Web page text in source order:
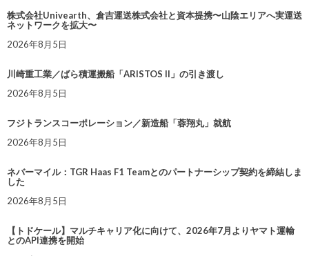
株式会社Univearth、倉吉運送株式会社と資本提携〜山陰エリアへ実運送
ネットワークを拡大〜
2026年8月5日
川崎重工業／ばら積運搬船「ARISTOS II」の引き渡し
2026年8月5日
フジトランスコーポレーション／新造船「蓉翔丸」就航
2026年8月5日
ネバーマイル：TGR Haas F1 Teamとのパートナーシップ契約を締結しま
した
2026年8月5日
【トドケール】マルチキャリア化に向けて、2026年7月よりヤマト運輸
とのAPI連携を開始